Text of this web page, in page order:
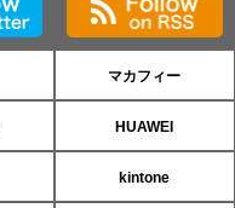
マカフィー
HUAWEI
kintone